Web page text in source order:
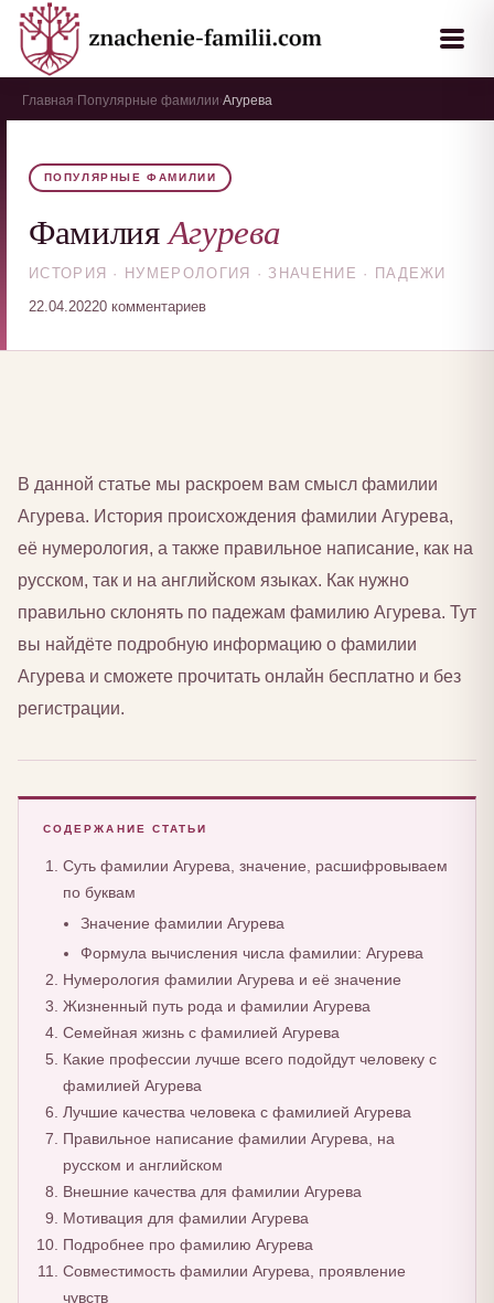
Главная Популярные фамилии Агурева
ПОПУЛЯРНЫЕ ФАМИЛИИ
ФамилияАгурева
ИСТОРИЯ · НУМЕРОЛОГИЯ · ЗНАЧЕНИЕ · ПАДЕЖИ
22.04.20220 комментариев
В данной статье мы раскроем вам смысл фамилии
Агурева. История происхождения фамилии Агурева,
её нумерология, а также правильное написание, как на
русском, так и на английском языках. Как нужно
правильно склонять по падежам фамилию Агурева. Тут
вы найдёте подробную информацию о фамилии
Агурева и сможете прочитать онлайн бесплатно и без
регистрации.
СОДЕРЖАНИЕ СТАТЬИ
Суть фамилии Агурева, значение, расшифровываем
по буквам
Значение фамилии Агурева
Формула вычисления числа фамилии: Агурева
Нумерология фамилии Агурева и её значение
Жизненный путь рода и фамилии Агурева
Семейная жизнь с фамилией Агурева
Какие профессии лучше всего подойдут человеку с
фамилией Агурева
Лучшие качества человека с фамилией Агурева
Правильное написание фамилии Агурева, на
русском и английском
Внешние качества для фамилии Агурева
Мотивация для фамилии Агурева
Подробнее про фамилию Агурева
Совместимость фамилии Агурева, проявление
чувств